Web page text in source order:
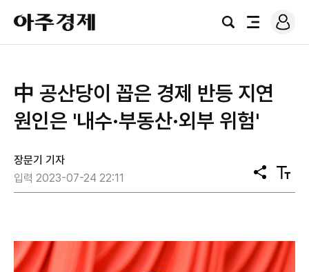
아
주
경
검
전
로
그
​中 공산당이 꼽은 경제 반등 지연
원인은 '내수·부동산·외부 위험'
장문기 기자
입력 2023-07-24 22:11
공
유
텍
스